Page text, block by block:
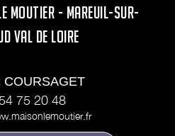
MOUTIER - MAREUIL-SUR-
VAL DE LOIRE
COURSAGET
75 20 48